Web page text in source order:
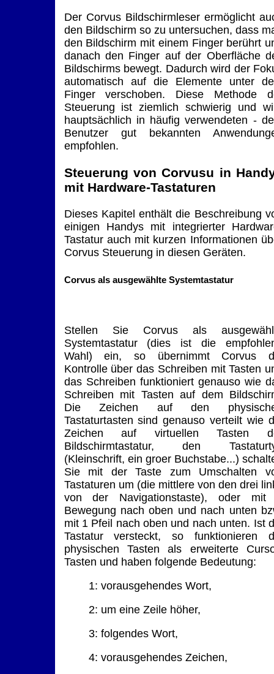
Der Corvus Bildschirmleser ermöglicht
den Bildschirm so zu untersuchen, dass
den Bildschirm mit einem Finger berührt
danach den Finger auf der Oberfläche
Bildschirms bewegt. Dadurch wird der
automatisch auf die Elemente unter
Finger verschoben. Diese Methode
Steuerung ist ziemlich schwierig und
hauptsächlich in häufig verwendeten -
Benutzer gut bekannten
empfohlen.
Steuerung von Corvusu in
mit Hardware-Tastaturen
Dieses Kapitel enthält die Beschreibung
einigen Handys mit integrierter
Tastatur auch mit kurzen Informationen
Corvus Steuerung in diesen Geräten.
Corvus als ausgewählte Systemtastatur
Stellen Sie Corvus als
Systemtastatur (dies ist die
Wahl) ein, so übernimmt Corvus
Kontrolle über das Schreiben mit Tasten
das Schreiben funktioniert genauso wie
Schreiben mit Tasten auf dem
Die Zeichen auf den
Tastaturtasten sind genauso verteilt wie
Zeichen auf virtuellen Tasten
Bildschirmtastatur, den
(Kleinschrift, ein groer Buchstabe...)
Sie mit der Taste zum Umschalten
Tastaturen um (die mittlere von den drei
von der Navigationstaste), oder
Bewegung nach oben und nach unten
mit 1 Pfeil nach oben und nach unten. Ist
Tastatur versteckt, so funktionieren
physischen Tasten als erweiterte
Tasten und haben folgende Bedeutung:
1: vorausgehendes Wort,
2: um eine Zeile höher,
3: folgendes Wort,
4: vorausgehendes Zeichen,